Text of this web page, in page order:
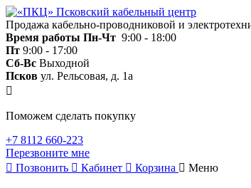
Продажа кабельно-проводниковой и
Время работы Пн-Чт 9:00 - 18:00
Пт 9:00 - 17:00
Сб-Вс Выходной
Псков ул. Рельсовая, д. 1а
Поможем сделать покупку
+7 8112 660-223
Перезвоните мне
Позвонить
Кабинет Корзина Меню